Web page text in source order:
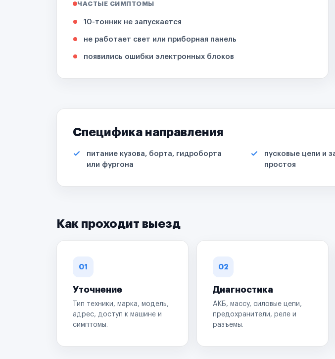
ЧАСТЫЕ СИМПТОМЫ
10-тонник не запускается
не работает свет или приборная панель
появились ошибки электронных блоков
Специфика направления
питание кузова, борта, гидроборта
или фургона
пусковые цепи и
простоя
Как проходит выезд
01
Уточнение
Тип техники, марка, модель,
адрес, доступ к машине и
симптомы.
02
Диагностика
АКБ, массу, силовые цепи,
предохранители, реле и
разъемы.